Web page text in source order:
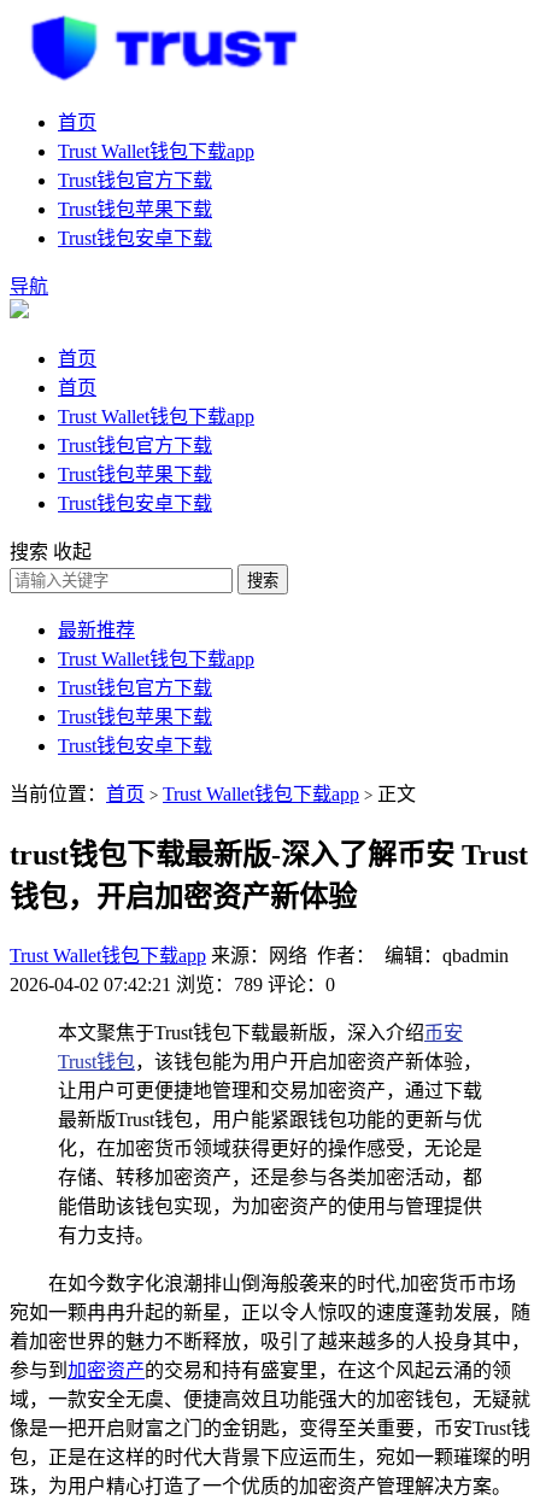
首页
Trust Wallet钱包下载app
Trust钱包官方下载
Trust钱包苹果下载
Trust钱包安卓下载
导航
首页
首页
Trust Wallet钱包下载app
Trust钱包官方下载
Trust钱包苹果下载
Trust钱包安卓下载
搜索 收起
搜索
最新推荐
Trust Wallet钱包下载app
Trust钱包官方下载
Trust钱包苹果下载
Trust钱包安卓下载
当前位置： 首页 > Trust Wallet钱包下载app > 正文
trust钱包下载最新版-深入了解币安 Trust
钱包，开启加密资产新体验
Trust Wallet钱包下载app 来源：网络 作者： 编辑：qbadmin
2026-04-02 07:42:21 浏览：789 评论：0
本文聚焦于Trust钱包下载最新版，深入介绍币安
Trust钱包，该钱包能为用户开启加密资产新体验，
让用户可更便捷地管理和交易加密资产，通过下载
最新版Trust钱包，用户能紧跟钱包功能的更新与优
化，在加密货币领域获得更好的操作感受，无论是
存储、转移加密资产，还是参与各类加密活动，都
能借助该钱包实现，为加密资产的使用与管理提供
有力支持。
在如今数字化浪潮排山倒海般袭来的时代,加密货币市场
宛如一颗冉冉升起的新星，正以令人惊叹的速度蓬勃发展，随
着加密世界的魅力不断释放，吸引了越来越多的人投身其中，
参与到 加密资产的交易和持有盛宴里，在这个风起云涌的领
域，一款安全无虞、便捷高效且功能强大的加密钱包，无疑就
像是一把开启财富之门的金钥匙，变得至关重要，币安Trust钱
包，正是在这样的时代大背景下应运而生，宛如一颗璀璨的明
珠，为用户精心打造了一个优质的加密资产管理解决方案。